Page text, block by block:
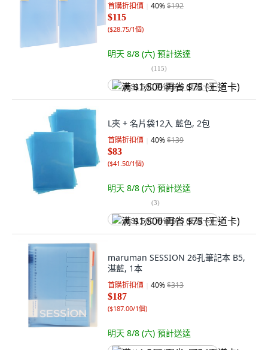
首購折扣價 40%$192
$115
($28.75/1個)
明天 8/8 (六) 預計送達
(115)
满 $1,500 再省 $75 (王道卡)
L夾 + 名片袋12入 藍色, 2包
首購折扣價 40%$139
$83
($41.50/1個)
明天 8/8 (六) 預計送達
(3)
满 $1,500 再省 $75 (王道卡)
maruman SESSION 26孔筆記本 B5,
湛藍, 1本
首購折扣價 40%$313
$187
($187.00/1個)
明天 8/8 (六) 預計送達